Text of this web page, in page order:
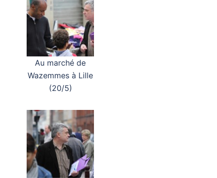
Au marché de
Wazemmes à Lille
(20/5)